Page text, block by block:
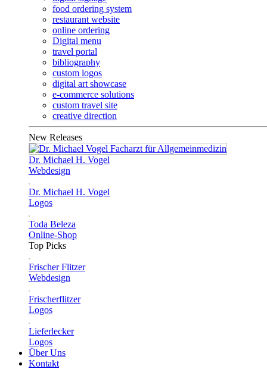
food ordering system
restaurant website
online ordering
Digital menu
travel portal
bibliography
custom logos
digital art showcase
e-commerce solutions
custom travel site
creative direction
New Releases
Dr. Michael H. Vogel
Webdesign
Dr. Michael H. Vogel
Logos
Toda Beleza
Online-Shop
Top Picks
Frischer Flitzer
Webdesign
Frischerflitzer
Logos
Lieferlecker
Logos
Über Uns
Kontakt